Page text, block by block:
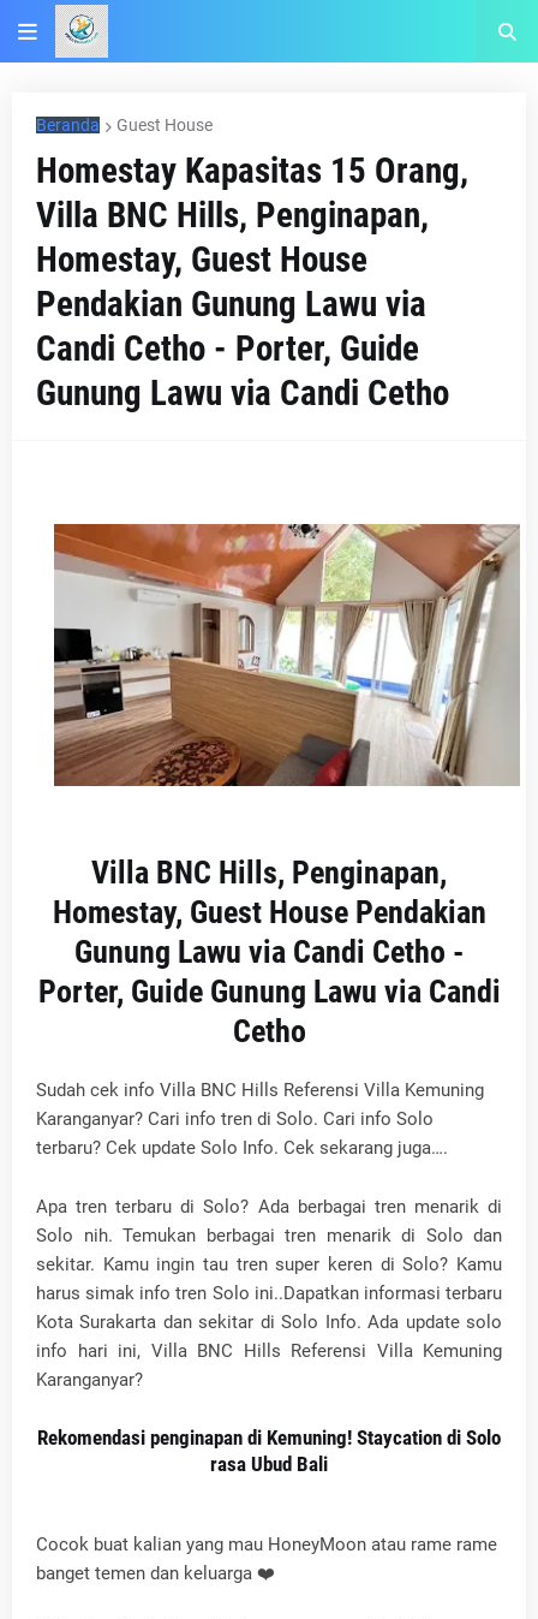
Beranda Guest House
Homestay Kapasitas 15 Orang,
Villa BNC Hills, Penginapan,
Homestay, Guest House
Pendakian Gunung Lawu via
Candi Cetho - Porter, Guide
Gunung Lawu via Candi Cetho
Villa BNC Hills, Penginapan,
Homestay, Guest House Pendakian
Gunung Lawu via Candi Cetho -
Porter, Guide Gunung Lawu via Candi
Cetho
Sudah cek info Villa BNC Hills Referensi Villa Kemuning
Karanganyar? Cari info tren di Solo. Cari info Solo
terbaru? Cek update Solo Info. Cek sekarang juga….
Apa tren terbaru di Solo? Ada berbagai tren menarik di
Solo nih. Temukan berbagai tren menarik di Solo dan
sekitar. Kamu ingin tau tren super keren di Solo? Kamu
harus simak info tren Solo ini..Dapatkan informasi terbaru
Kota Surakarta dan sekitar di Solo Info. Ada update solo
info hari ini, Villa BNC Hills Referensi Villa Kemuning
Karanganyar?
Rekomendasi penginapan di Kemuning! Staycation di Solo
rasa Ubud Bali
Cocok buat kalian yang mau HoneyMoon atau rame rame
banget temen dan keluarga ❤️